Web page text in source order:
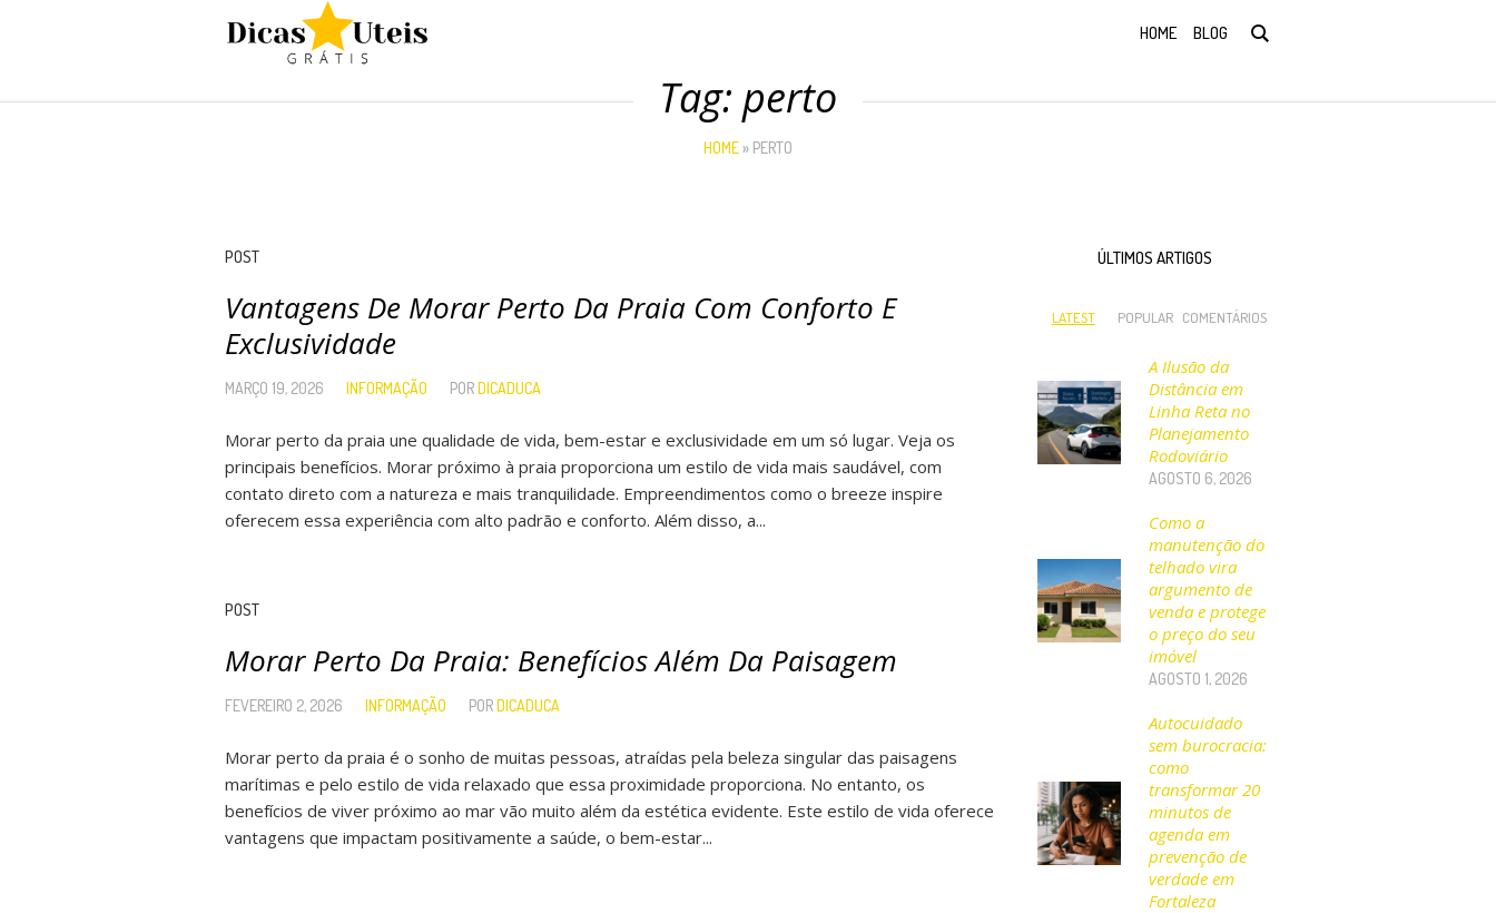
HOME BLOG
Tag: perto
HOME» PERTO
POST
Vantagens De Morar Perto Da Praia Com Conforto E
Exclusividade
MARÇO 19, 2026 INFORMAÇÃO PORDICADUCA
Morar perto da praia une qualidade de vida, bem-estar e exclusividade em um só lugar. Veja os
principais benefícios. Morar próximo à praia proporciona um estilo de vida mais saudável, com
contato direto com a natureza e mais tranquilidade. Empreendimentos como o breeze inspire
oferecem essa experiência com alto padrão e conforto. Além disso, a...
POST
Morar Perto Da Praia: Benefícios Além Da Paisagem
FEVEREIRO 2, 2026 INFORMAÇÃO PORDICADUCA
Morar perto da praia é o sonho de muitas pessoas, atraídas pela beleza singular das paisagens
marítimas e pelo estilo de vida relaxado que essa proximidade proporciona. No entanto, os
benefícios de viver próximo ao mar vão muito além da estética evidente. Este estilo de vida oferece
vantagens que impactam positivamente a saúde, o bem-estar...
ÚLTIMOS ARTIGOS
LATEST POPULAR COMENTÁRIOS
A Ilusão da
Distância em
Linha Reta no
Planejamento
Rodoviário
AGOSTO 6, 2026
Como a
manutenção do
telhado vira
argumento de
venda e protege
o preço do seu
imóvel
AGOSTO 1, 2026
Autocuidado
sem burocracia:
como
transformar 20
minutos de
agenda em
prevenção de
verdade em
Fortaleza